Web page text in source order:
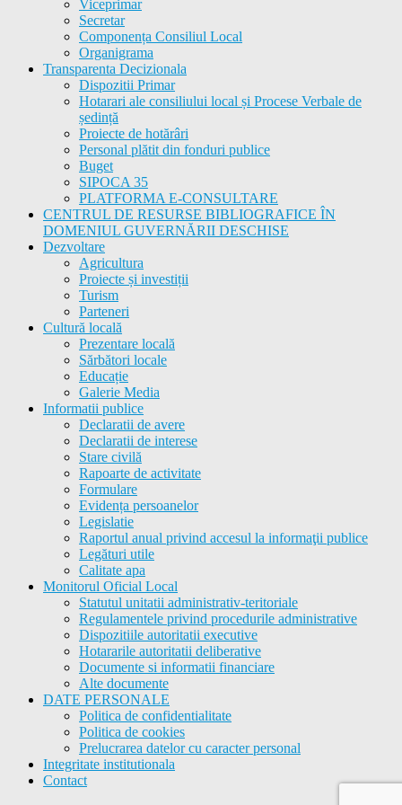
Viceprimar
Secretar
Componența Consiliul Local
Organigrama
Transparenta Decizionala
Dispozitii Primar
Hotarari ale consiliului local și Procese Verbale de
ședință
Proiecte de hotărâri
Personal plătit din fonduri publice
Buget
SIPOCA 35
PLATFORMA E-CONSULTARE
CENTRUL DE RESURSE BIBLIOGRAFICE ÎN
DOMENIUL GUVERNĂRII DESCHISE
Dezvoltare
Agricultura
Proiecte și investiții
Turism
Parteneri
Cultură locală
Prezentare locală
Sărbători locale
Educație
Galerie Media
Informatii publice
Declaratii de avere
Declaratii de interese
Stare civilă
Rapoarte de activitate
Formulare
Evidența persoanelor
Legislatie
Raportul anual privind accesul la informaţii publice
Legături utile
Calitate apa
Monitorul Oficial Local
Statutul unitatii administrativ-teritoriale
Regulamentele privind procedurile administrative
Dispozitiile autoritatii executive
Hotararile autoritatii deliberative
Documente si informatii financiare
Alte documente
DATE PERSONALE
Politica de confidentialitate
Politica de cookies
Prelucrarea datelor cu caracter personal
Integritate institutionala
Contact